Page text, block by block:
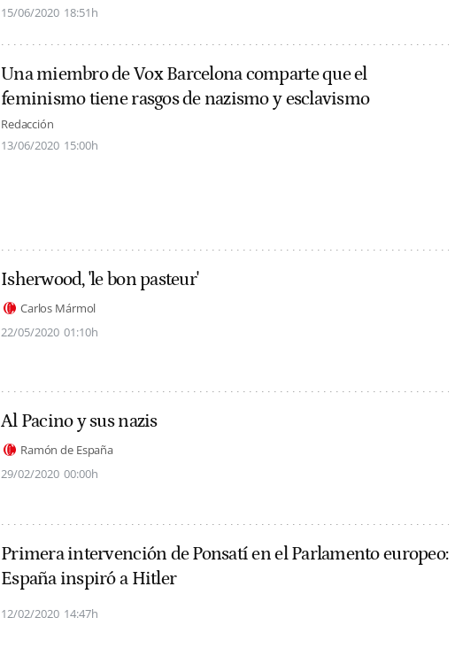
15/06/2020 18:51h
Una miembro de Vox Barcelona comparte que el
feminismo tiene rasgos de nazismo y esclavismo
Redacción
13/06/2020 15:00h
Isherwood, 'le bon pasteur'
Carlos Mármol
22/05/2020 01:10h
Al Pacino y sus nazis
Ramón de España
29/02/2020 00:00h
Primera intervención de Ponsatí en el Parlamento europeo:
España inspiró a Hitler
12/02/2020 14:47h